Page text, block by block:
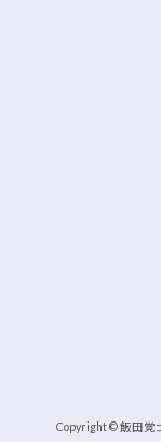
Copyright © 飯田覚